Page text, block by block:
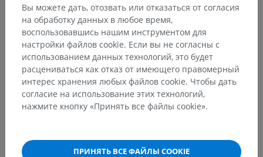
Анатомическая иерархия
Анатомия человека 2
Человеческое тело>
Systemata musculoskeletalia> Systema musculare>
Мышцы > Прямая мышца
Вы можете дать, отозвать или отказаться от согласия
на обработку данных в любое время,
воспользовавшись нашим инструментом для
настройки файлов cookie. Если вы не согласны с
использованием данных технологий, это будет
расцениваться как отказ от имеющего правомерный
интерес хранения любых файлов cookie. Чтобы дать
согласие на использование этих технологий,
нажмите кнопку «Принять все файлы cookie».
ПРИНЯТЬ ВСЕ ФАЙЛЫ COOKIE